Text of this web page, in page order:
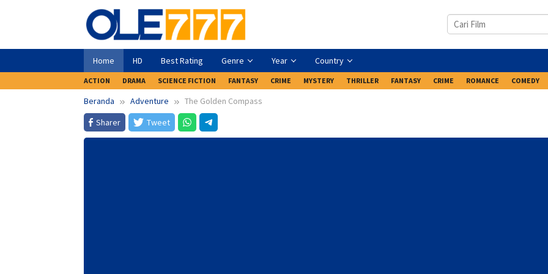
Home HD Best Rating Genre Year Country
ACTION DRAMA SCIENCE FICTION FANTASY CRIME MYSTERY THRILLER FANTASY CRIME ROMANCE COMEDY
Beranda Adventure
The Golden Compass
Sharer
Tweet